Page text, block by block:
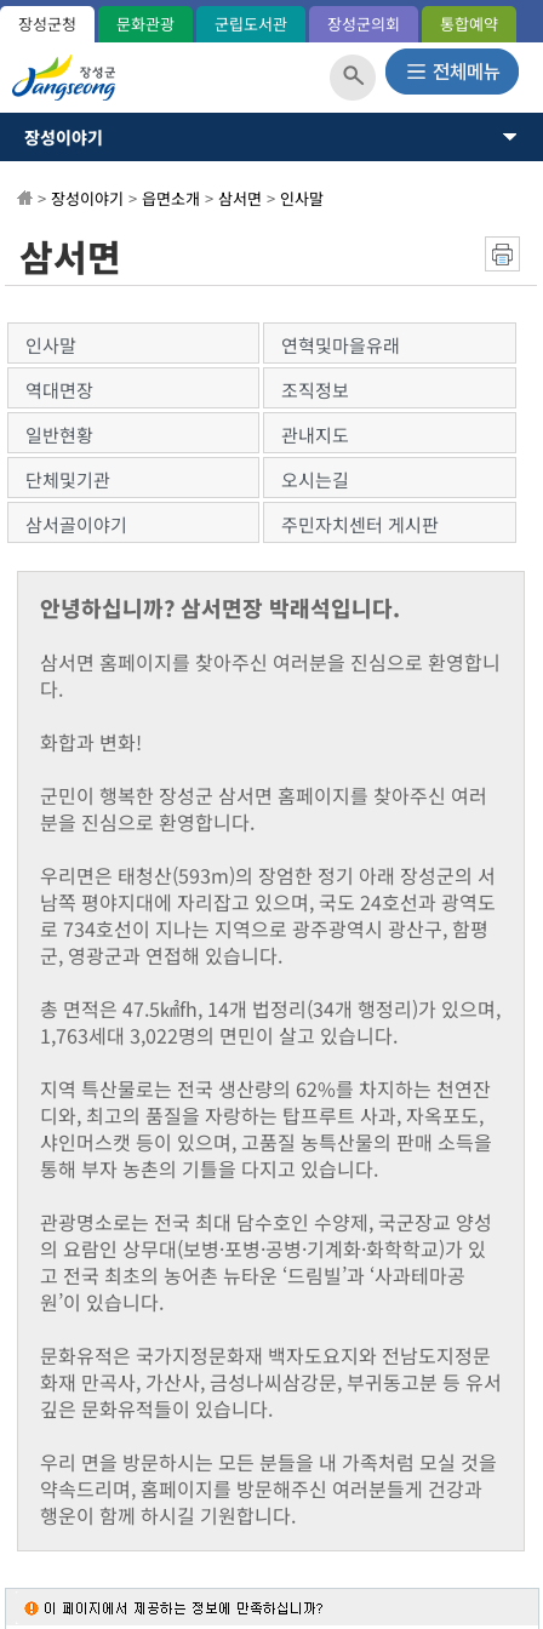
장성군청 문화관광 군립도서관 장성군의회 통합예약
장성이야기
OK 365민원
분야별정보
정보공개
장성이야기
역사와연혁
관내지도
군민헌장
국내외교류
장성군사
장성의상징
상징표시
홍길동 캐릭터
군정운영방향
군정목표/방침
주요업무계획
군청안내
행정조직도
청사안내
찾아오시는길
장성장학회
설립목적및주요사업
장학금 기탁 및 후원안내
장학금지원
기부금 모금액 및 활용 실적
홍보자료
온라인 명예의 전당
유관기관(공익제보) 안내
장성읍
진원면
동화면
삼서면
삼계면
황룡면
북일면
북이면
북하면
찾아오시는길
> 장성이야기 > 읍면소개 > 삼서면 > 인사말
삼서면
인사말
연혁및마을유래
역대면장
조직정보
일반현황
관내지도
단체및기관
오시는길
삼서골이야기
주민자치센터 게시판
안녕하십니까? 삼서면장 박래석입니다.
삼서면 홈페이지를 찾아주신 여러분을 진심으로 환영합니
다.
화합과 변화!
군민이 행복한 장성군 삼서면 홈페이지를 찾아주신 여러
분을 진심으로 환영합니다.
우리면은 태청산(593m)의 장엄한 정기 아래 장성군의 서
남쪽 평야지대에 자리잡고 있으며, 국도 24호선과 광역도
로 734호선이 지나는 지역으로 광주광역시 광산구, 함평
군, 영광군과 연접해 있습니다.
총 면적은 47.5㎢fh, 14개 법정리(34개 행정리)가 있으며,
1,763세대 3,022명의 면민이 살고 있습니다.
지역 특산물로는 전국 생산량의 62%를 차지하는 천연잔
디와, 최고의 품질을 자랑하는 탑프루트 사과, 자옥포도,
샤인머스캣 등이 있으며, 고품질 농특산물의 판매 소득을
통해 부자 농촌의 기틀을 다지고 있습니다.
관광명소로는 전국 최대 담수호인 수양제, 국군장교 양성
의 요람인 상무대(보병·포병·공병·기계화·화학학교)가 있
고 전국 최초의 농어촌 뉴타운 ‘드림빌’과 ‘사과테마공
원’이 있습니다.
문화유적은 국가지정문화재 백자도요지와 전남도지정문
화재 만곡사, 가산사, 금성나씨삼강문, 부귀동고분 등 유서
깊은 문화유적들이 있습니다.
우리 면을 방문하시는 모든 분들을 내 가족처럼 모실 것을
약속드리며, 홈페이지를 방문해주신 여러분들게 건강과
행운이 함께 하시길 기원합니다.